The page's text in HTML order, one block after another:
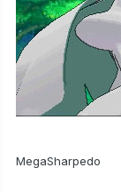
MegaSharpedo